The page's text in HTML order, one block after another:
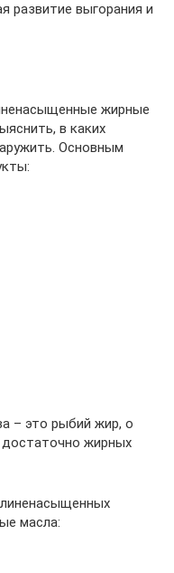
развитие выгорания и
жирные
в каких
Основным
– это рыбий жир, о
достаточно жирных
масла: